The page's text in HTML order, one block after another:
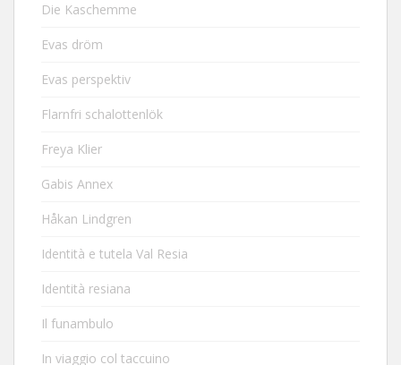
Die Kaschemme
Evas dröm
Evas perspektiv
Flarnfri schalottenlök
Freya Klier
Gabis Annex
Håkan Lindgren
Identità e tutela Val Resia
Identità resiana
Il funambulo
In viaggio col taccuino